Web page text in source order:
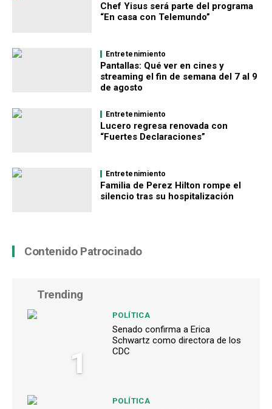
Chef Yisus será parte del programa
“En casa con Telemundo”
Entretenimiento
Pantallas: Qué ver en cines y
streaming el fin de semana del 7 al 9
de agosto
Entretenimiento
Lucero regresa renovada con
“Fuertes Declaraciones”
Entretenimiento
Familia de Perez Hilton rompe el
silencio tras su hospitalización
Contenido Patrocinado
Trending
1
POLÍTICA
Senado confirma a Erica
Schwartz como directora de los
CDC
POLÍTICA